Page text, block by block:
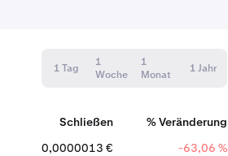
1 Tag
1
Woche
1
Monat
1 Jahr
Schließen
% Veränderung
0,0000013 € -63,06 %